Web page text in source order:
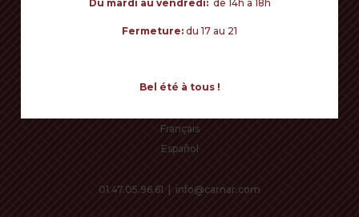
CAMBIAR DE IDIOMA
Français
Español
01.47.05.96.61 info@carnar.com
Du mardi au vendredi: de 14h à 18h
Fermeture:du 17 au 21
Bel été à tous !